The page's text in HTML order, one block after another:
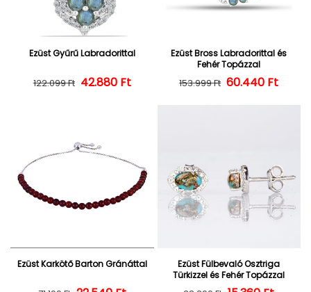
Ezüst Gyűrű Labradorittal
Normál ár
122.099 Ft Kedvezményes ár
42.880 Ft
Ezüst Bross Labradorittal és
Fehér Topázzal
Normál ár
153.999 Ft 60.440 Ft
Ezüst Karkötő Barton Gránáttal
Ezüst Fülbevaló Osztriga
Türkizzel és Fehér Topázzal